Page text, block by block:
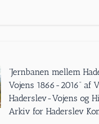
”Jernbanen mellem
Vojens 1866-2016” af
Haderslev-Vojens og
Arkiv for Haderslev